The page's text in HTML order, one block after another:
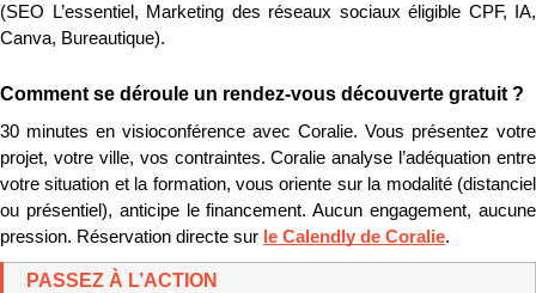
(SEO L’essentiel, Marketing des réseaux sociaux éligible CPF, IA,
Canva, Bureautique).
Comment se déroule un rendez-vous découverte gratuit ?
30 minutes en visioconférence avec Coralie. Vous présentez votre
projet, votre ville, vos contraintes. Coralie analyse l’adéquation entre
votre situation et la formation, vous oriente sur la modalité (distanciel
ou présentiel), anticipe le financement. Aucun engagement, aucune
pression. Réservation directe sur le Calendly de Coralie.
PASSEZ À L’ACTION